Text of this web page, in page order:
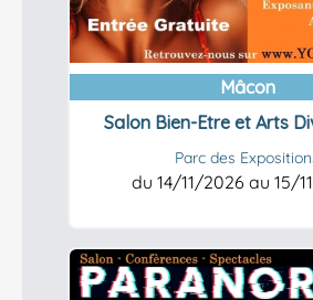
Mâcon
Salon Bien-Etre et Arts
Parc des
du 14/11/2026 au 15/